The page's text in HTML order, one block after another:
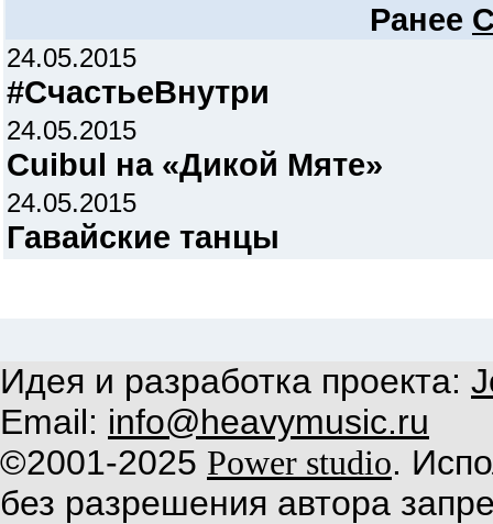
Ранее
24.05.2015
#СчастьеВнутри
24.05.2015
Cuibul на «Дикой Мяте»
24.05.2015
Гавайские танцы
Идея и разработка проекта:
Email: info@heavymusic.ru
©2001-2025 Power studio.
без разрешения автора